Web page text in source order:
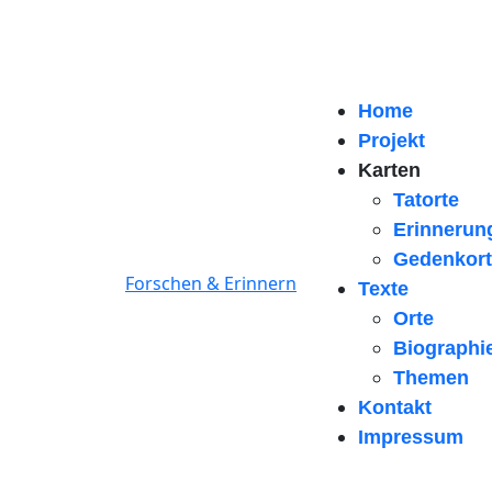
Forschen & Erinnern
Home
Projekt
Karten
Tatorte
Texte
Orte
Themen
Kontakt
Impressum